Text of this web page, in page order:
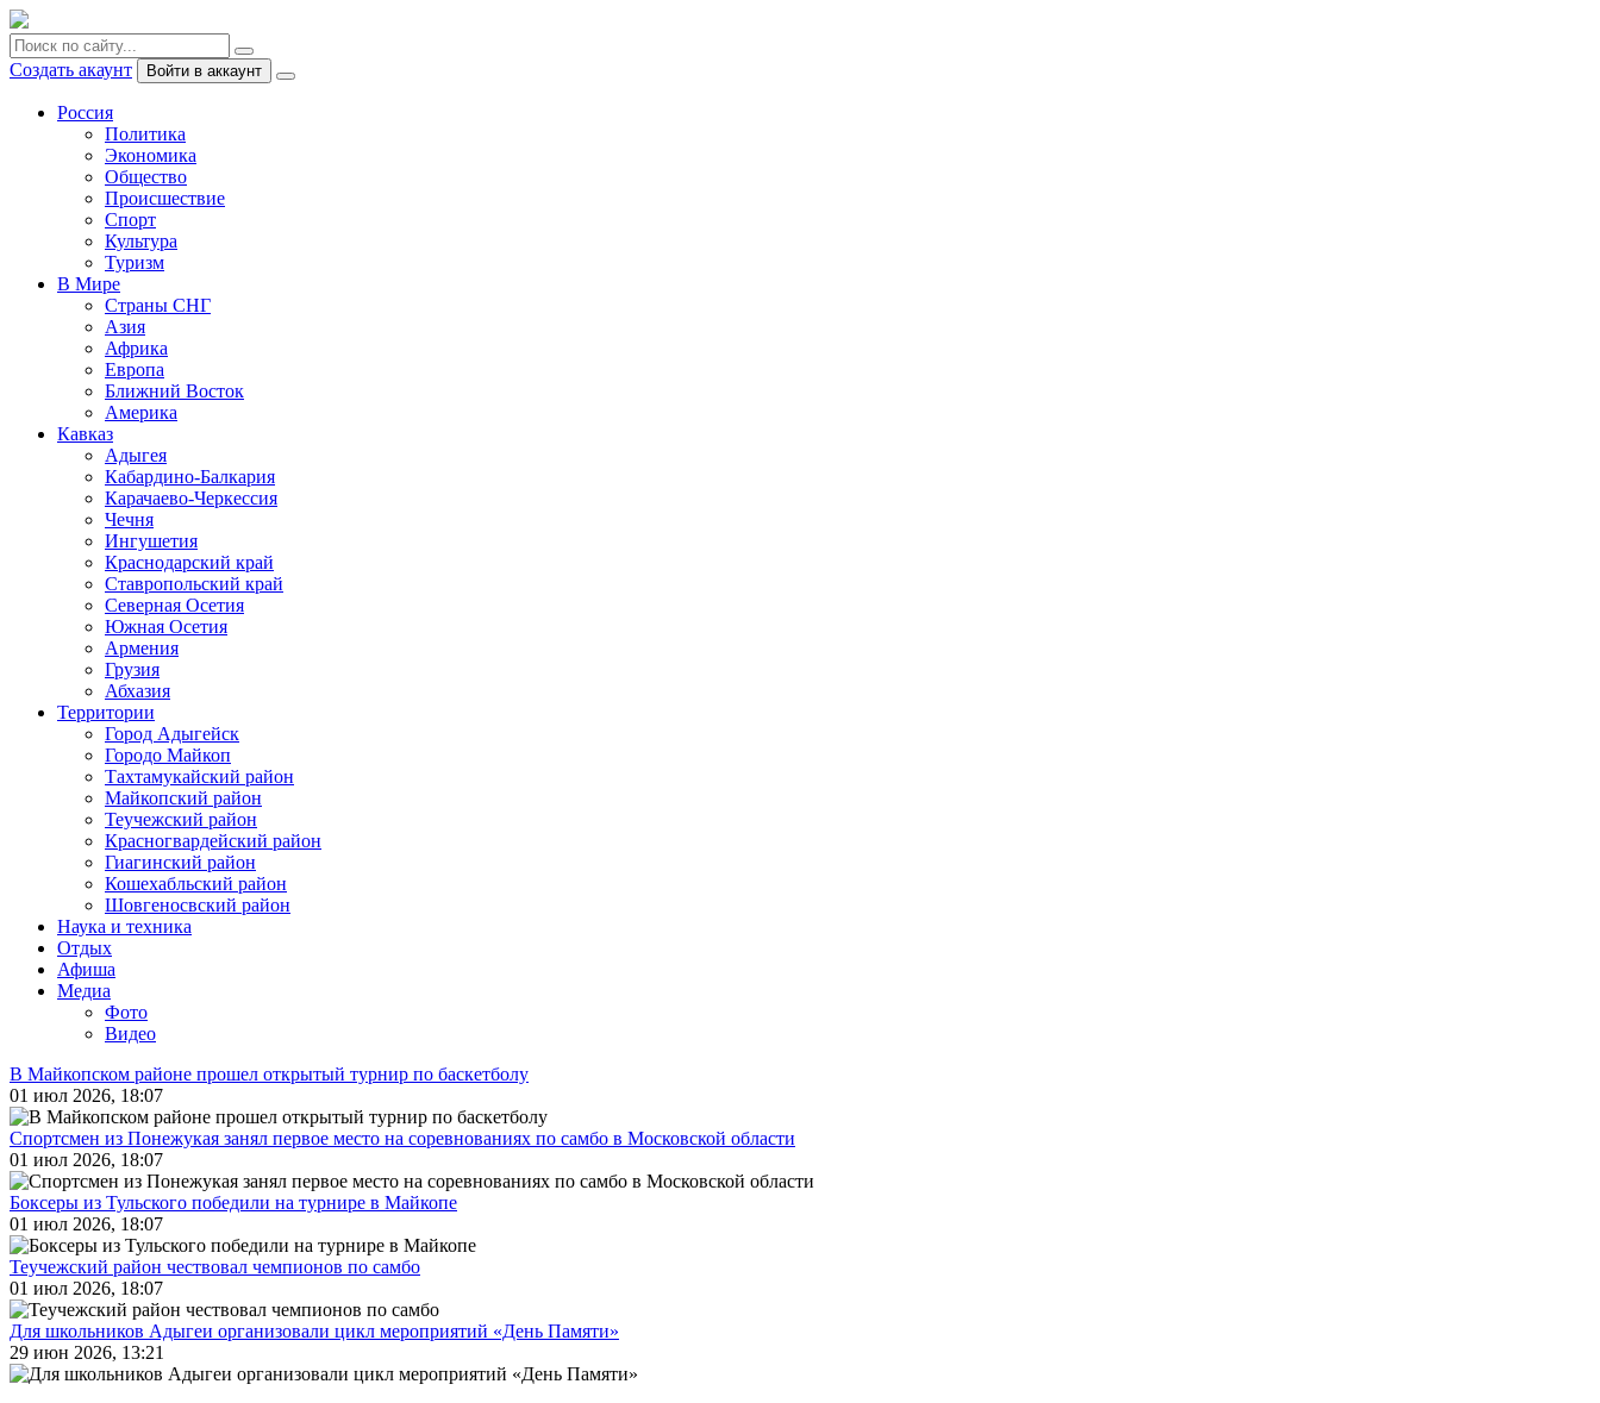
Создать акаунт Войти в аккаунт
Россия
Политика
Экономика
Общество
Происшествие
Спорт
Культура
Туризм
В Мире
Страны СНГ
Азия
Африка
Европа
Ближний Восток
Америка
Кавказ
Адыгея
Кабардино-Балкария
Карачаево-Черкессия
Чечня
Ингушетия
Краснодарский край
Ставропольский край
Северная Осетия
Южная Осетия
Армения
Грузия
Абхазия
Территории
Город Адыгейск
Городо Майкоп
Тахтамукайский район
Майкопский район
Теучежский район
Красногвардейский район
Гиагинский район
Кошехабльский район
Шовгеносвский район
Наука и техника
Отдых
Афиша
Медиа
Фото
Видео
В Майкопском районе прошел открытый турнир по баскетболу
01 июл 2026, 18:07
Спортсмен из Понежукая занял первое место на соревнованиях по самбо в Московской области
01 июл 2026, 18:07
Боксеры из Тульского победили на турнире в Майкопе
01 июл 2026, 18:07
Теучежский район чествовал чемпионов по самбо
01 июл 2026, 18:07
Для школьников Адыгеи организовали цикл мероприятий «День Памяти»
29 июн 2026, 13:21